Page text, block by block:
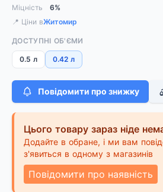
Міцність
6%
📍 Ціни вЖитомир
ДОСТУПНІ ОБ'ЄМИ
0.5 л 0.42 л
Повідомити про знижку
Цього товару зараз ніде
Додайте в обране, і ми вам
з'явиться в одному з магазинів
Повідомити про наявність